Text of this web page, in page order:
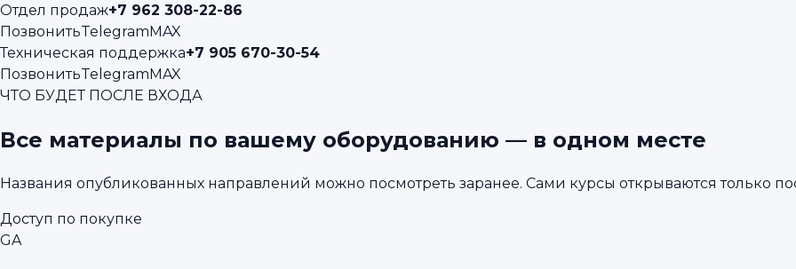
Отдел продаж+7 962 308-22-86
ПозвонитьTelegramMAX
Техническая поддержка+7 905 670-30-54
ПозвонитьTelegramMAX
ЧТО БУДЕТ ПОСЛЕ ВХОДА
Все материалы по вашему оборудованию — в одном месте
Названия опубликованных направлений можно посмотреть заранее. Сами курсы открываются только
Доступ по покупке
GA